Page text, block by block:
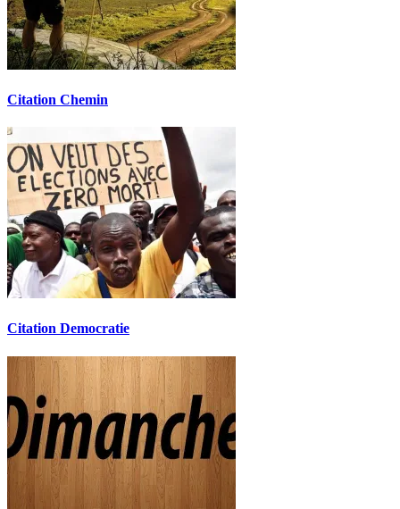
Citation Chemin
Citation Democratie